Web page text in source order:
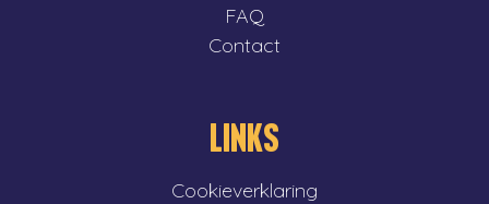
FAQ
Contact
LINKS
Cookieverklaring